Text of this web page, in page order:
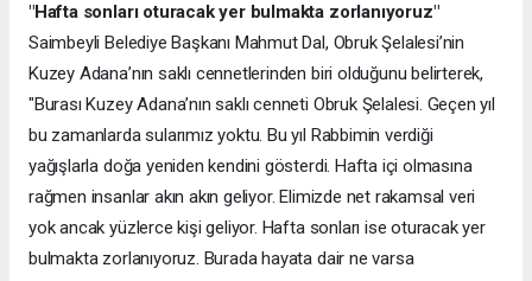
"Hafta sonları oturacak yer bulmakta zorlanıyoruz"
Saimbeyli Belediye Başkanı Mahmut Dal, Obruk Şelalesi’nin
Kuzey Adana’nın saklı cennetlerinden biri olduğunu belirterek,
"Burası Kuzey Adana’nın saklı cenneti Obruk Şelalesi. Geçen yıl
bu zamanlarda sularımız yoktu. Bu yıl Rabbimin verdiği
yağışlarla doğa yeniden kendini gösterdi. Hafta içi olmasına
rağmen insanlar akın akın geliyor. Elimizde net rakamsal veri
yok ancak yüzlerce kişi geliyor. Hafta sonları ise oturacak yer
bulmakta zorlanıyoruz. Burada hayata dair ne varsa